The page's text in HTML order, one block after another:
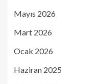
Mayıs 2026
Mart 2026
Ocak 2026
Haziran 2025